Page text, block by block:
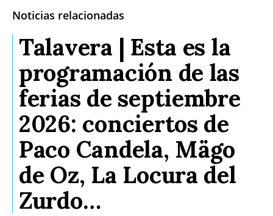
Noticias relacionadas
Talavera | Esta es la
programación de las
ferias de septiembre
2026: conciertos de
Paco Candela, Mägo
de Oz, La Locura del
Zurdo…